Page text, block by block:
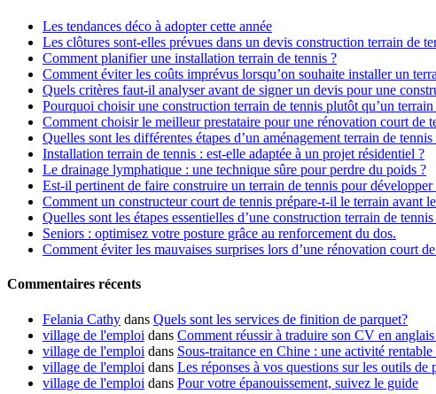
Les tendances déco à adopter cette année
Les clôtures sont-elles prévues dans un devis construction terrain de
Comment planifier une installation terrain de tennis ?
Comment éviter les coûts imprévus lorsqu’on souhaite installer un
Quels critères faut-il analyser avant de signer un devis pour une
Pourquoi choisir une construction terrain de tennis plutôt qu’un
Comment choisir le meilleur prestataire pour une rénovation court de
Quelles sont les différentes étapes d’un aménagement terrain de
Installation terrain de tennis : est-elle adaptée à un projet résidentiel ?
Le drainage lymphatique : une technique sûre pour perdre du poids ?
Est-il pertinent de faire construire un terrain de tennis pour
Comment un constructeur court de tennis prépare-t-il le terrain avant
Quelles sont les étapes essentielles d’une construction terrain de tennis
Seniors : optimisez votre posture grâce au renforcement du dos.
Comment éviter les mauvaises surprises lors d’une rénovation court
Commentaires récents
Felania Cathy dans Quels sont les services de finition de parquet?
village de l'emploi dans Comment réussir à traduire son CV en anglais
village de l'emploi dans Sous-traitance en Chine : une activité
village de l'emploi dans Les réponses à vos questions sur les outils de
village de l'emploi dans Pour votre épanouissement, suivez le guide